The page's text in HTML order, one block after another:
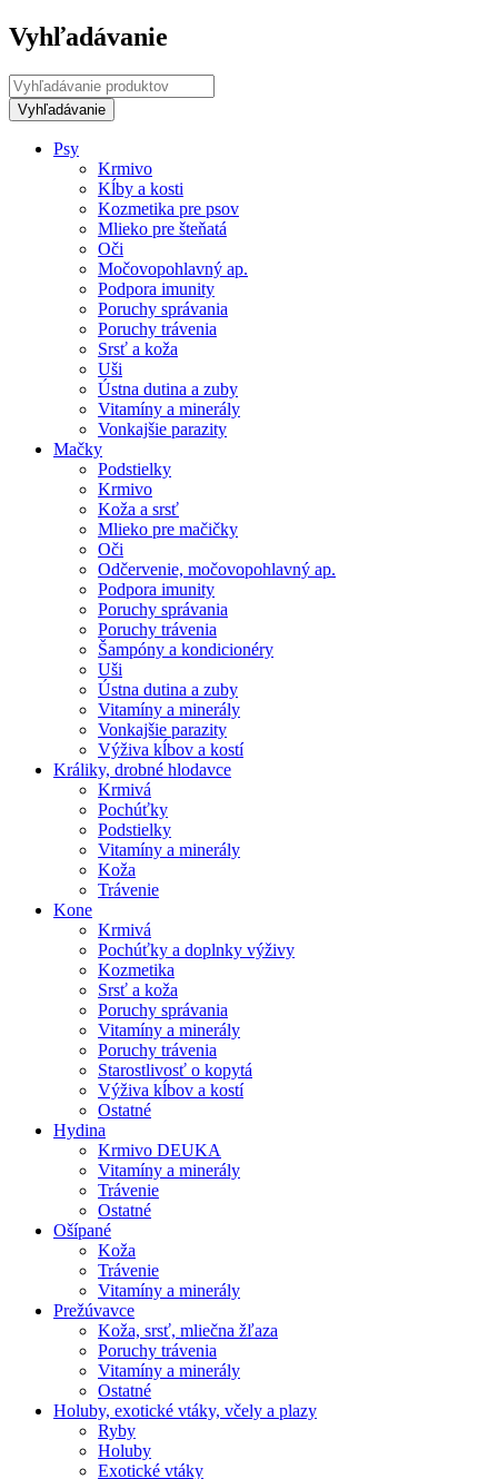
Vyhľadávanie
Psy
Krmivo
Kĺby a kosti
Kozmetika pre psov
Mlieko pre šteňatá
Oči
Močovopohlavný ap.
Podpora imunity
Poruchy správania
Poruchy trávenia
Srsť a koža
Uši
Ústna dutina a zuby
Vitamíny a minerály
Vonkajšie parazity
Mačky
Podstielky
Krmivo
Koža a srsť
Mlieko pre mačičky
Oči
Odčervenie, močovopohlavný ap.
Podpora imunity
Poruchy správania
Poruchy trávenia
Šampóny a kondicionéry
Uši
Ústna dutina a zuby
Vitamíny a minerály
Vonkajšie parazity
Výživa kĺbov a kostí
Králiky, drobné hlodavce
Krmivá
Pochúťky
Podstielky
Vitamíny a minerály
Koža
Trávenie
Kone
Krmivá
Pochúťky a doplnky výživy
Kozmetika
Srsť a koža
Poruchy správania
Vitamíny a minerály
Poruchy trávenia
Starostlivosť o kopytá
Výživa kĺbov a kostí
Ostatné
Hydina
Krmivo DEUKA
Vitamíny a minerály
Trávenie
Ostatné
Ošípané
Koža
Trávenie
Vitamíny a minerály
Prežúvavce
Koža, srsť, mliečna žľaza
Poruchy trávenia
Vitamíny a minerály
Ostatné
Holuby, exotické vtáky, včely a plazy
Ryby
Holuby
Exotické vtáky